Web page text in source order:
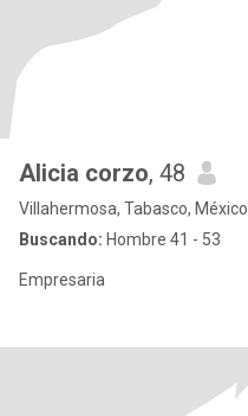
Alicia corzo, 48
Villahermosa, Tabasco, México
Buscando: Hombre 41 - 53
Empresaria